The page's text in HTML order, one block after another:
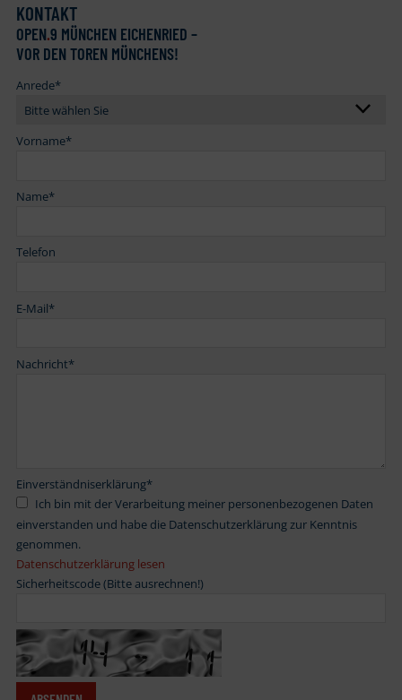
KONTAKT
OPEN.9 MÜNCHEN EICHENRIED –
VOR DEN TOREN MÜNCHENS!
Anrede*
Vorname*
Name*
Telefon
E-Mail*
Nachricht*
Einverständniserklärung*
einverstanden und habe die Datenschutzerklärung zur Kenntnis
genommen.
Datenschutzerklärung lesen
Sicherheitscode (Bitte ausrechnen!)